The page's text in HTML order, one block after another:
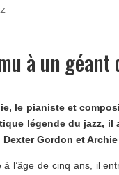
à un géant
le pianiste et
légende du jazz,
Gordon et Archie
l’âge de cinq ans, il